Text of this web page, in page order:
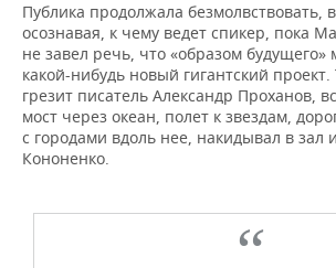
Публика продолжала безмолвствовать,
осознавая, к чему ведет спикер, пока
не завел речь, что «образом будущего»
какой-нибудь новый гигантский
грезит писатель Александр Проханов,
мост через океан, полет к звездам,
с городами вдоль нее, накидывал в зал
Кононенко.